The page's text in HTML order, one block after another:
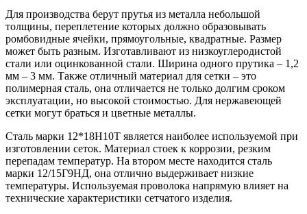
Для производства берут прутья из металла небольшой
толщины, переплетение которых должно образовывать
ромбовидные ячейки, прямоугольные, квадратные. Размер
может быть разным. Изготавливают из низкоуглеродистой
стали или оцинкованной стали. Ширина одного прутика – 1,2
мм – 3 мм. Также отличный материал для сетки – это
полимерная сталь, она отличается не только долгим сроком
эксплуатации, но высокой стоимостью. Для нержавеющей
сетки могут браться и цветные металлы.
Сталь марки 12*18Н10Т является наиболее используемой при
изготовлении сеток. Материал стоек к коррозии, резким
перепадам температур. На втором месте находится сталь
марки 12/15Г9НД, она отлично выдерживает низкие
температуры. Используемая проволока напрямую влияет на
технические характеристики сетчатого изделия.